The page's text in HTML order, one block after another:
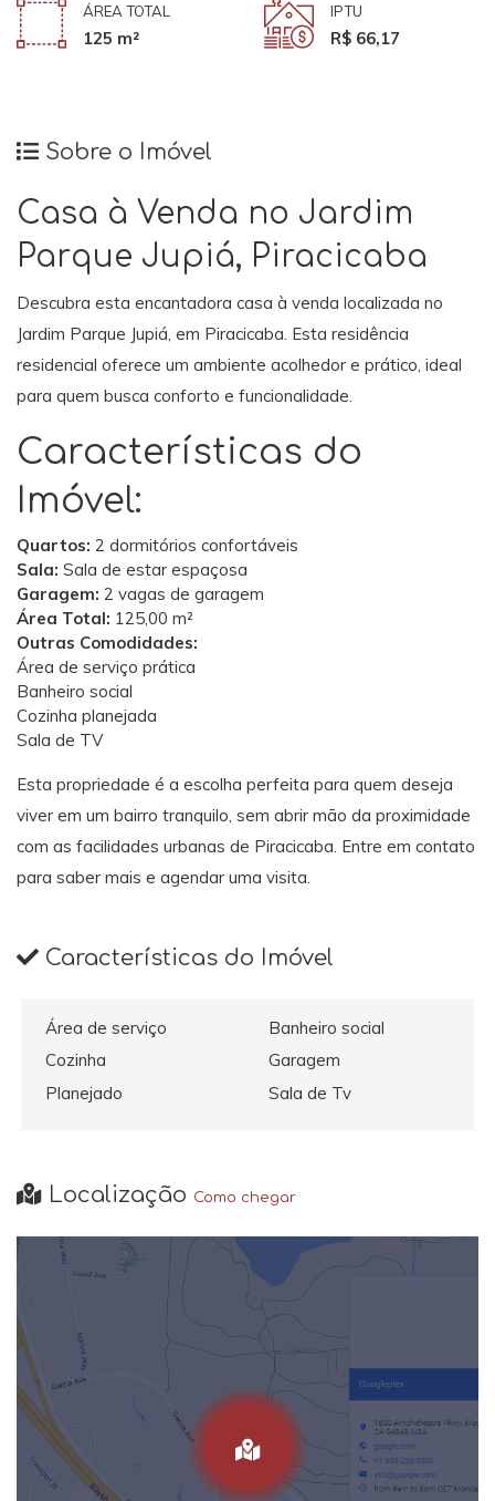
ÁREA TOTAL
125 m²
IPTU
R$ 66,17
Sobre o Imóvel
Casa à Venda no Jardim
Parque Jupiá, Piracicaba
Descubra esta encantadora casa à venda localizada no
Jardim Parque Jupiá, em Piracicaba. Esta residência
residencial oferece um ambiente acolhedor e prático, ideal
para quem busca conforto e funcionalidade.
Características do
Imóvel:
Quartos: 2 dormitórios confortáveis
Sala: Sala de estar espaçosa
Garagem: 2 vagas de garagem
Área Total: 125,00 m²
Outras Comodidades:
Área de serviço prática
Banheiro social
Cozinha planejada
Sala de TV
Esta propriedade é a escolha perfeita para quem deseja
viver em um bairro tranquilo, sem abrir mão da proximidade
com as facilidades urbanas de Piracicaba. Entre em contato
para saber mais e agendar uma visita.
Características do Imóvel
Área de serviço
Banheiro social
Cozinha
Garagem
Planejado
Sala de Tv
Localização Como chegar